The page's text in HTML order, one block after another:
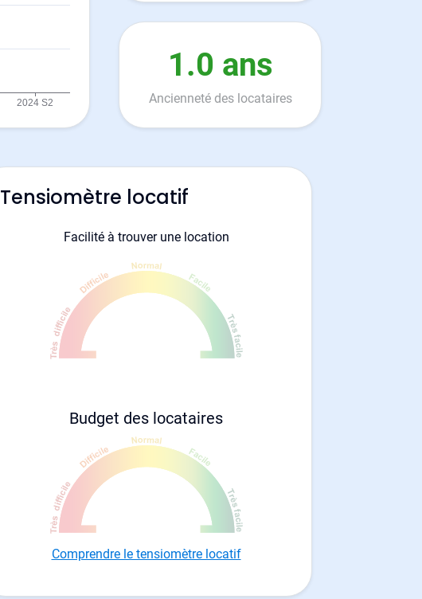
1.0 ans
Ancienneté des locataires
Tensiomètre locatif
Facilité à trouver une location
Budget des locataires
Comprendre le tensiomètre locatif